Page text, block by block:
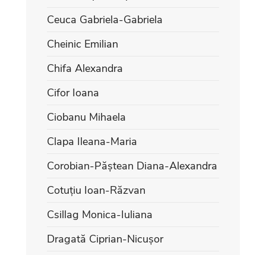
Ceuca Gabriela-Gabriela
Cheinic Emilian
Chifa Alexandra
Cifor Ioana
Ciobanu Mihaela
Clapa Ileana-Maria
Corobian-Păștean Diana-Alexandra
Cotuțiu Ioan-Răzvan
Csillag Monica-Iuliana
Dragată Ciprian-Nicușor